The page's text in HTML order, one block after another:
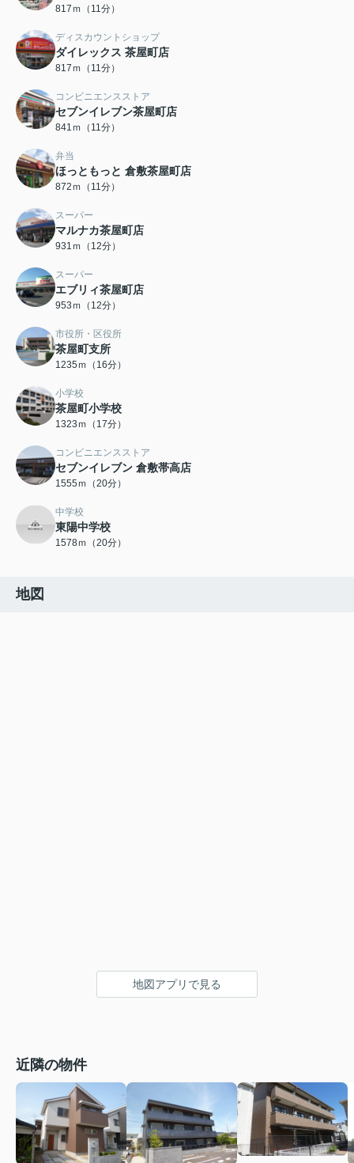
817ｍ（11分）
ディスカウントショップ
ダイレックス 茶屋町店
817ｍ（11分）
コンビニエンスストア
セブンイレブン茶屋町店
841ｍ（11分）
弁当
ほっともっと 倉敷茶屋町店
872ｍ（11分）
スーパー
マルナカ茶屋町店
931ｍ（12分）
スーパー
エブリィ茶屋町店
953ｍ（12分）
市役所・区役所
茶屋町支所
1235ｍ（16分）
小学校
茶屋町小学校
1323ｍ（17分）
コンビニエンスストア
セブンイレブン 倉敷帯高店
1555ｍ（20分）
中学校
東陽中学校
1578ｍ（20分）
地図
地図アプリで見る
近隣の物件